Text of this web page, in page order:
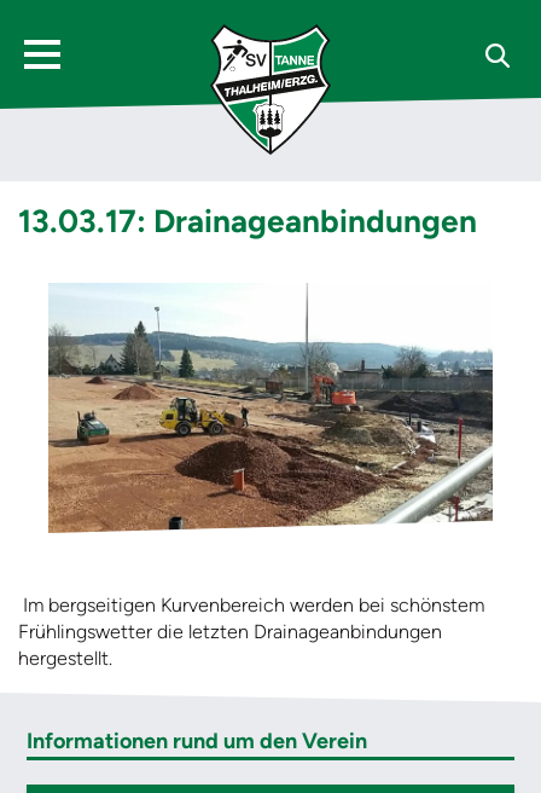
13.03.17: Drainageanbindungen
Im bergseitigen Kurvenbereich werden bei schönstem
Frühlingswetter die letzten Drainageanbindungen
hergestellt.
Informationen rund um den Verein